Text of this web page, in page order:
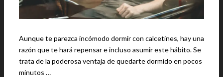
Aunque te parezca incómodo dormir con calcetines, hay una
razón que te hará repensar e incluso asumir este hábito. Se
trata de la poderosa ventaja de quedarte dormido en pocos
minutos …